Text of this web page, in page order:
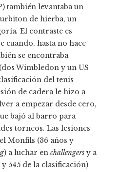
también levantaba un
de hierba, un
. El contraste es
cuando, hasta no hace
se encontraba
Wimbledon y un US
del tenis
de cadera le hizo a
a empezar desde cero,
bajó al barro para
torneos. Las lesiones
Monfils (36 años y
) a luchar en challengers y a
545 de la clasificación)